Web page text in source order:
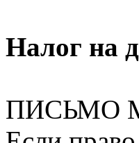
Налог на
ПИСЬМО